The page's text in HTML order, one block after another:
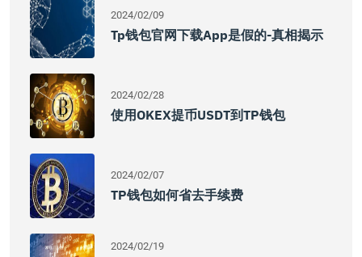
2024/02/09
Tp钱包官网下载app是假的-真相揭示
2024/02/28
使用OKEX提币USDT到TP钱包
2024/02/07
TP钱包如何省去手续费
2024/02/19